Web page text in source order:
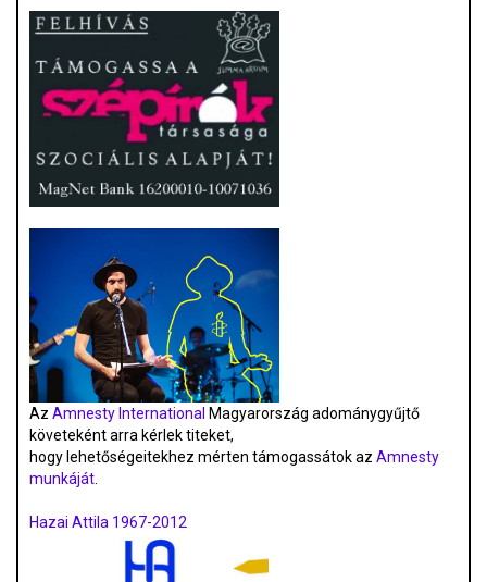
Az Amnesty International Magyarország adománygyűjtő
követeként arra kérlek titeket,
hogy lehetőségeitekhez mérten támogassátok az Amnesty
munkáját.
Hazai Attila 1967-2012